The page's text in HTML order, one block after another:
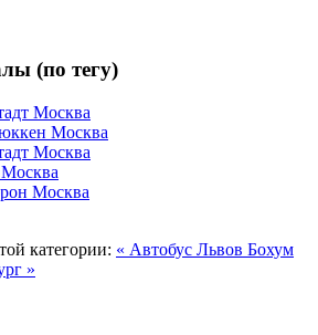
(по тегу)
Москва
Москва
Москва
Москва
категории: « Автобус Львов Бохум
»